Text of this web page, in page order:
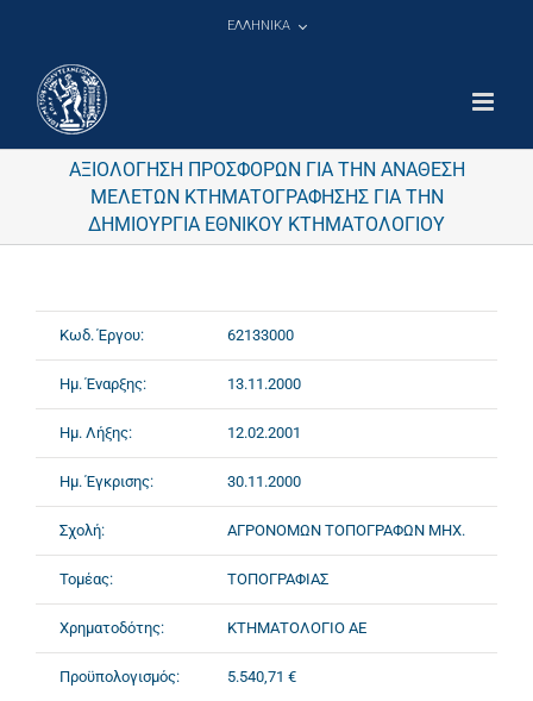
ΕΛΛΗΝΙΚΑ
ΑΞΙΟΛΟΓΗΣΗ ΠΡΟΣΦΟΡΩΝ ΓΙΑ ΤΗΝ ΑΝΑΘΕΣΗ
ΜΕΛΕΤΩΝ ΚΤΗΜΑΤΟΓΡΑΦΗΣΗΣ ΓΙΑ ΤΗΝ
ΔΗΜΙΟΥΡΓΙΑ ΕΘΝΙΚΟΥ ΚΤΗΜΑΤΟΛΟΓΙΟΥ
Κωδ. Έργου: 62133000
Ημ. Έναρξης: 13.11.2000
Ημ. Λήξης: 12.02.2001
Ημ. Έγκρισης: 30.11.2000
Σχολή: ΑΓΡΟΝΟΜΩΝ ΤΟΠΟΓΡΑΦΩΝ ΜΗΧ.
Τομέας: ΤΟΠΟΓΡΑΦΙΑΣ
Χρηματοδότης: ΚΤΗΜΑΤΟΛΟΓΙΟ ΑΕ
Προϋπολογισμός: 5.540,71 €